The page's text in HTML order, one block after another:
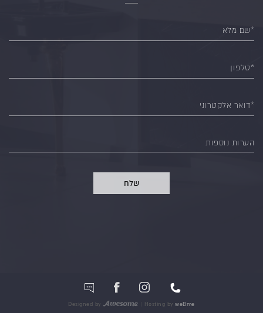
*שם מלא
*טלפון
*דואר אלקטרוני
הערות נוספות
שלח
Designed by | Hosting byweBme